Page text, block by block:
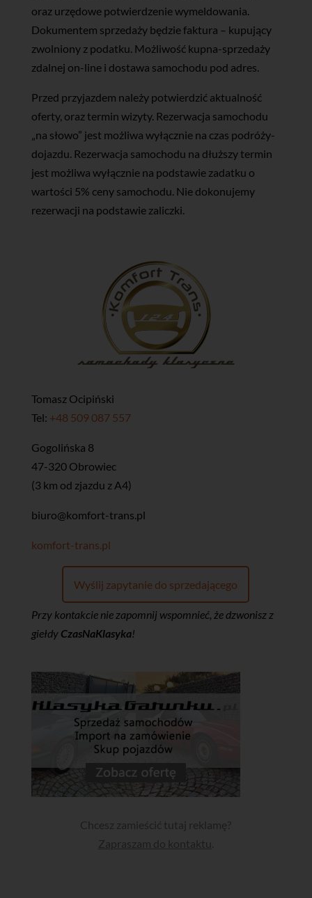
oraz urzędowe potwierdzenie wymeldowania.
Dokumentem sprzedaży będzie faktura – kupujący
zwolniony z podatku. Możliwość kupna-sprzedaży
zdalnej on-line i dostawa samochodu pod adres.​
​Przed przyjazdem należy potwierdzić aktualność
oferty, oraz termin wizyty. Rezerwacja samochodu
„na słowo” jest możliwa wyłącznie na czas podróży-
dojazdu. Rezerwacja samochodu na dłuższy termin
jest możliwa wyłącznie na podstawie zadatku o
wartości 5% ceny samochodu. Nie dokonujemy
rezerwacji na podstawie zaliczki.
Tomasz Ocipiński
Tel: +48 509 087 557
​Gogolińska 8
47-320 Obrowiec
(3 km od zjazdu z A4)
biuro@komfort-trans.pl
komfort-trans.pl
Wyślij zapytanie do sprzedającego
Przy kontakcie nie zapomnij wspomnieć, że dzwonisz z
giełdy CzasNaKlasyka!
Chcesz zamieścić tutaj reklamę?
Zapraszam do kontaktu